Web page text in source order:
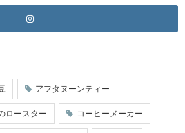
アフタヌーンティー
ロースター コーヒーメーカー